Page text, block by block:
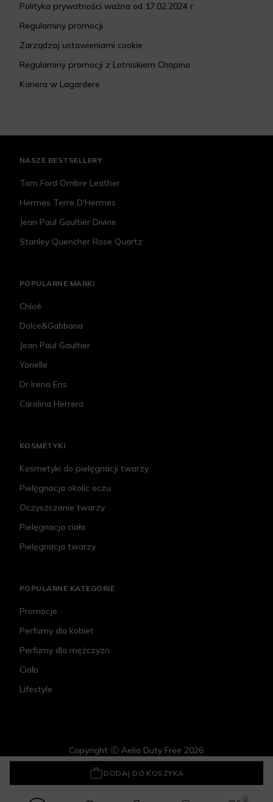
0
DODAJ DO KOSZYKA
Carolina Herrera La Bomba
Polityka prywatności ważna od 17.02.2024 r.
Regulaminy promocji
Zarządzaj ustawieniami cookie
Regulaminy promocji z Lotniskiem Chopina
Kariera w Lagardere
NASZE BESTSELLERY
Tom Ford Ombre Leather
Hermes Terre D'Hermes
Jean Paul Gaultier Divine
Stanley Quencher Rose Quartz
POPULARNE MARKI
Chloé
Dolce&Gabbana
Jean Paul Gaultier
Yonelle
Dr Irena Eris
Carolina Herrera
KOSMETYKI
Kosmetyki do pielęgnacji twarzy
Pielęgnacja okolic oczu
Oczyszczanie twarzy
Pielęgnacja ciała
Pielęgnacja twarzy
POPULARNE KATEGORIE
Promocje
Perfumy dla kobiet
Perfumy dla mężczyzn
Ciało
Lifestyle
Copyright Ⓒ Aelia Duty Free 2026